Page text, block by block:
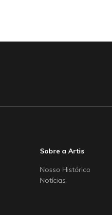
Sobre a Artis
Nosso Histórico
Notícias